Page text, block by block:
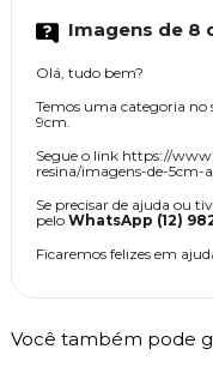
Imagens de 8
Olá, tudo bem?
Temos uma categoria no
9cm.
Segue o link https://
resina/imagens-de-5cm-
Se precisar de ajuda ou
pelo WhatsApp (12)
Ficaremos felizes em
Você também pode